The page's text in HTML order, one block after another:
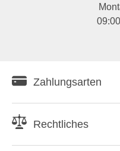
Zahlungsarten
Rechtliches